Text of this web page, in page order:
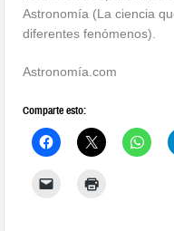
Astronomía (La ciencia
diferentes fenómenos).
Astronomía.com
Comparte esto: